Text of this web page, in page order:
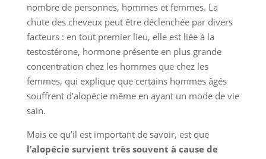
nombre de personnes, hommes et femmes. La
chute des cheveux peut être déclenchée par divers
facteurs : en tout premier lieu, elle est liée à la
testostérone, hormone présente en plus grande
concentration chez les hommes que chez les
femmes, qui explique que certains hommes âgés
souffrent d’alopécie même en ayant un mode de vie
sain.
Mais ce qu’il est important de savoir, est que
l’alopécie survient très souvent à cause de